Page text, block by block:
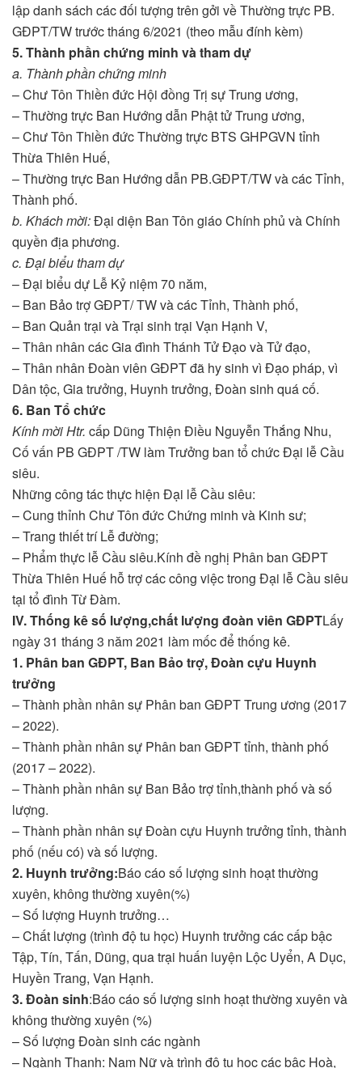
lập danh sách các đối tượng trên gởi về Thường trực PB.
GĐPT/TW trước tháng 6/2021 (theo mẫu đính kèm)
5. Thành phần chứng minh và tham dự
a. Thành phần chứng minh
– Chư Tôn Thiền đức Hội đồng Trị sự Trung ương,
– Thường trực Ban Hướng dẫn Phật tử Trung ương,
– Chư Tôn Thiền đức Thường trực BTS GHPGVN tỉnh
Thừa Thiên Huế,
– Thường trực Ban Hướng dẫn PB.GĐPT/TW và các Tỉnh,
Thành phố.
b. Khách mời:Đại diện Ban Tôn giáo Chính phủ và Chính
quyền địa phương.
c. Đại biểu tham dự
– Đại biểu dự Lễ Kỷ niệm 70 năm,
– Ban Bảo trợ GĐPT/ TW và các Tỉnh, Thành phố,
– Ban Quản trại và Trại sinh trại Vạn Hạnh V,
– Thân nhân các Gia đình Thánh Tử Đạo và Tử đạo,
– Thân nhân Đoàn viên GĐPT đã hy sinh vì Đạo pháp, vì
Dân tộc, Gia trưởng, Huynh trưởng, Đoàn sinh quá cố.
6. Ban Tổ chức
Kính mời Htr. cấp Dũng Thiện Điều Nguyễn Thắng Nhu,
Cố vấn PB GĐPT /TW làm Trưởng ban tổ chức Đại lễ Cầu
siêu.
Những công tác thực hiện Đại lễ Cầu siêu:
– Cung thỉnh Chư Tôn đức Chứng minh và Kinh sư;
– Trang thiết trí Lễ đường;
– Phẩm thực lễ Cầu siêu.Kính đề nghị Phân ban GĐPT
Thừa Thiên Huế hỗ trợ các công việc trong Đại lễ Cầu siêu
tại tổ đình Từ Đàm.
IV. Thống kê số lượng,chất lượng đoàn viên GĐPTLấy
ngày 31 tháng 3 năm 2021 làm mốc để thống kê.
1. Phân ban GĐPT, Ban Bảo trợ, Đoàn cựu Huynh
trưởng
– Thành phần nhân sự Phân ban GĐPT Trung ương (2017
– 2022).
– Thành phần nhân sự Phân ban GĐPT tỉnh, thành phố
(2017 – 2022).
– Thành phần nhân sự Ban Bảo trợ tỉnh,thành phố và số
lượng.
– Thành phần nhân sự Đoàn cựu Huynh trưởng tỉnh, thành
phố (nếu có) và số lượng.
2. Huynh trưởng:Báo cáo số lượng sinh hoạt thường
xuyên, không thường xuyên(%)
– Số lượng Huynh trưởng…
– Chất lượng (trình độ tu học) Huynh trưởng các cấp bậc
Tập, Tín, Tấn, Dũng, qua trại huấn luyện Lộc Uyển, A Dục,
Huyền Trang, Vạn Hạnh.
3. Đoàn sinh:Báo cáo số lượng sinh hoạt thường xuyên và
không thường xuyên (%)
– Số lượng Đoàn sinh các ngành
– Ngành Thanh: Nam Nữ và trình độ tu học các bậc Hoà,